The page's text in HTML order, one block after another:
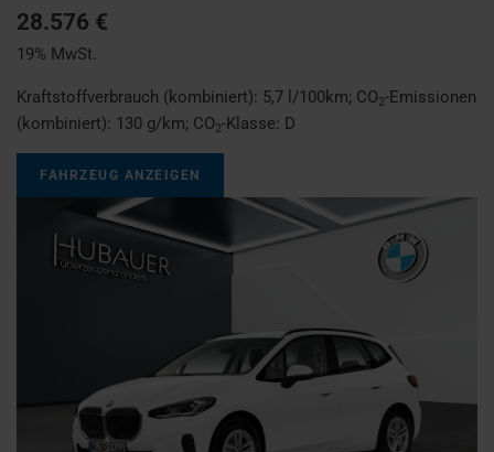
28.576 €
19% MwSt.
Kraftstoffverbrauch (kombiniert): 5,7 l/100km; CO2-Emissionen
(kombiniert): 130 g/km; CO2-Klasse: D
FAHRZEUG ANZEIGEN